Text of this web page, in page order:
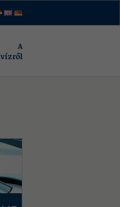
A
vízről